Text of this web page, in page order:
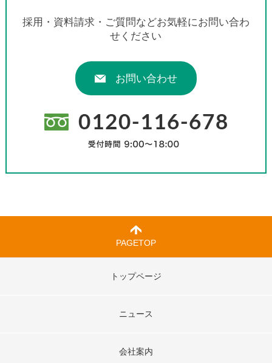
採用・資料請求・ご質問などお気軽にお問い合わ
せください
お問い合わせ
PAGETOP
トップページ
ニュース
会社案内